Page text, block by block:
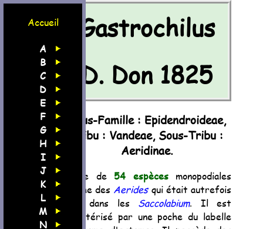
Accueil
A
B
C
D
E
F
G
H
I
J
K
L
M
N
Gastrochilus
D. Don 1825
Sous-Famille : Epidendroideae,
Tribu : Vandeae, Sous-Tribu :
Aeridinae.
Genre de 54 espècesmonopodiales
proche des Aeridesqui était autrefois
inclu dans les Saccolabium. Il est
caractérisé par une poche du labelle